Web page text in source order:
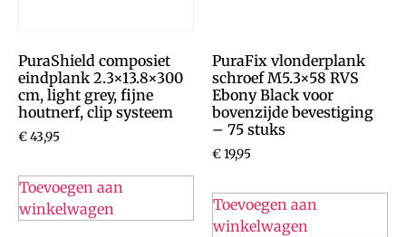
PuraShield composiet
eindplank 2.3×13.8×300
cm, light grey, fijne
houtnerf, clip systeem
€43,95
Toevoegen aan
winkelwagen
PuraFix vlonderplank
schroef M5.3×58 RVS
Ebony Black voor
bovenzijde bevestiging
– 75 stuks
€19,95
Toevoegen aan
winkelwagen